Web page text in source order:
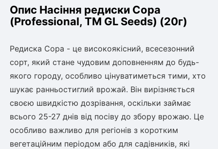
Мирт
Нектарин
Алича
Айва
Хурма
Шовковиця
Актинідія
Ірга
Ківі
Бересклет
Вейгела
Пухироплідник
Спірея
Дерен
Штамбові троянди
Бузок
Жасмин (Чубушник)
Будлея
Лавровишня
Картоплесаджалки
Картоплекопалки
Роторні косарки
Навантажувачі
Опис Насіння редиски Сора
(Professional, TM GL Seeds) (20г)
Редиска Сора - це високоякісний, всесезонний
сорт, який стане чудовим доповненням до будь-
якого городу, особливо цінуватиметься тими, хто
шукає ранньостиглий врожай. Він вирізняється
своєю швидкістю дозрівання, оскільки займає
всього 25-27 днів від посіву до збору врожаю. Це
особливо важливо для регіонів з коротким
вегетаційним періодом або для садівників, які